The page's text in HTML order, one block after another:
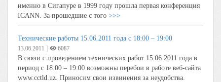
именно в Сигапуре в 1999 году прошла первая конференция
ICANN. За прошедшие с того >>>
Технические работы 15.06.2011 года с 18:00 – 19:00
13.06.2011 6087
В связи с проведением технических работ 15.06.2011 года в
период с 18:00 – 19:00 возможны перебои в работе веб-сайта
www.cctld.uz. Приносим свои извинения за неудобства.